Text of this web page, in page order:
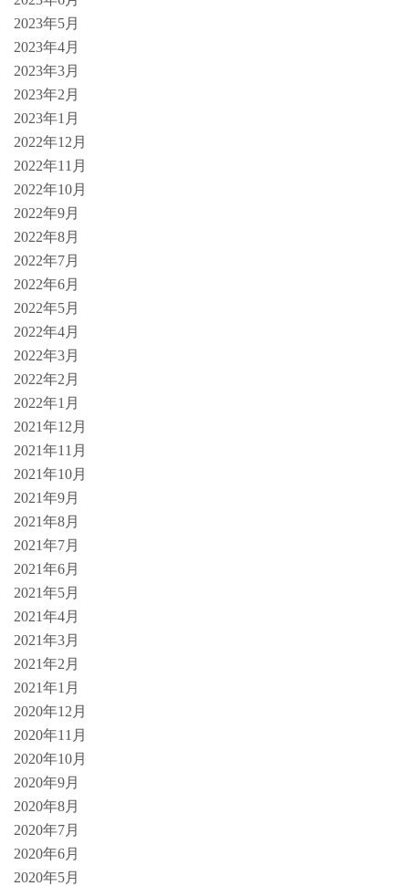
2023年5月
2023年4月
2023年3月
2023年2月
2023年1月
2022年12月
2022年11月
2022年10月
2022年9月
2022年8月
2022年7月
2022年6月
2022年5月
2022年4月
2022年3月
2022年2月
2022年1月
2021年12月
2021年11月
2021年10月
2021年9月
2021年8月
2021年7月
2021年6月
2021年5月
2021年4月
2021年3月
2021年2月
2021年1月
2020年12月
2020年11月
2020年10月
2020年9月
2020年8月
2020年7月
2020年6月
2020年5月